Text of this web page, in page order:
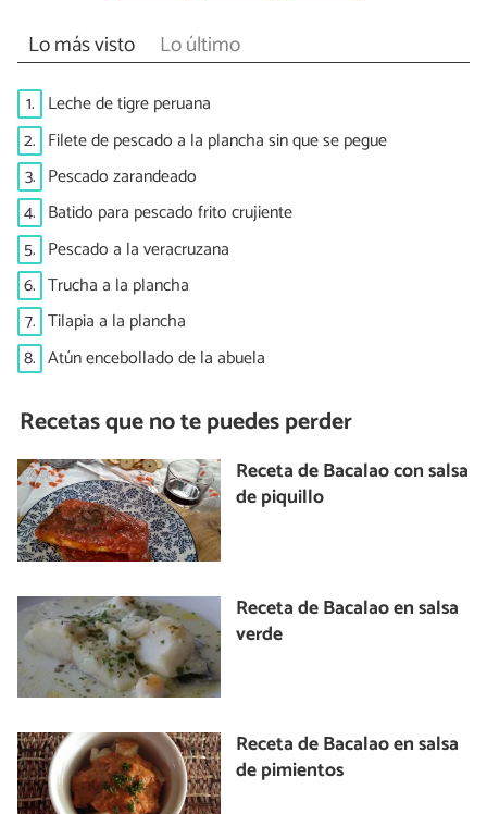
Lo más visto Lo último
1. Leche de tigre peruana
2. Filete de pescado a la plancha sin que se pegue
3. Pescado zarandeado
4. Batido para pescado frito crujiente
5. Pescado a la veracruzana
6. Trucha a la plancha
7. Tilapia a la plancha
8. Atún encebollado de la abuela
Recetas que no te puedes perder
Receta de Bacalao con salsa
de piquillo
Receta de Bacalao en salsa
verde
Receta de Bacalao en salsa
de pimientos